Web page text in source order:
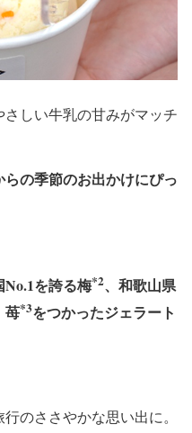
しい牛乳の甘みがマッチ
らの季節のお出かけにぴっ
を誇る梅*2、和歌山県
苺*3をつかったジェラート
のささやかな思い出に。